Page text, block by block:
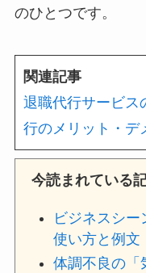
のひとつです。
関連記事
退職代行サービス
行のメリット・デ
今読まれている
ビジネスシ
使い方と例文
体調不良の「